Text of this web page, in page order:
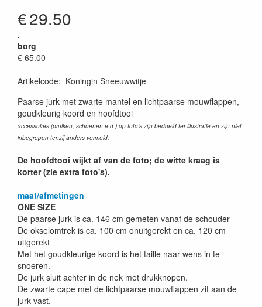
€29.50
.
borg
€ 65.00
Artikelcode: Koningin Sneeuwwitje
Paarse jurk met zwarte mantel en lichtpaarse mouwflappen,
goudkleurig koord en hoofdtooi
accessoires (pruiken, schoenen e.d.) op foto's zijn bedoeld ter illustratie en zijn niet
inbegrepen tenzij anders vermeld.
De hoofdtooi wijkt af van de foto; de witte kraag is
korter (zie extra foto's).
maat/afmetingen
ONE SIZE
De paarse jurk is ca. 146 cm gemeten vanaf de schouder
De okselomtrek is ca. 100 cm onuitgerekt en ca. 120 cm
uitgerekt
Met het goudkleurige koord is het taille naar wens in te
snoeren.
De jurk sluit achter in de nek met drukknopen.
De zwarte cape met de lichtpaarse mouwflappen zit aan de
jurk vast.